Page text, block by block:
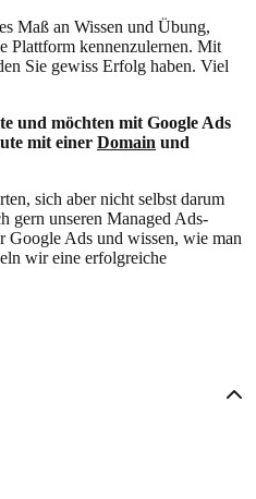
Maß an Wissen und Übung,
Plattform kennenzulernen. Mit
Sie gewiss Erfolg haben. Viel
und möchten mit Google Ads
mit einer Domain und
sich aber nicht selbst darum
gern unseren Managed Ads-
Google Ads und wissen, wie man
wir eine erfolgreiche